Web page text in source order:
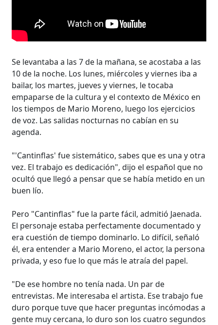
Se levantaba a las 7 de la mañana, se acostaba a las
10 de la noche. Los lunes, miércoles y viernes iba a
bailar, los martes, jueves y viernes, le tocaba
empaparse de la cultura y el contexto de México en
los tiempos de Mario Moreno, luego los ejercicios
de voz. Las salidas nocturnas no cabían en su
agenda.
"'Cantinflas' fue sistemático, sabes que es una y otra
vez. El trabajo es dedicación", dijo el español que no
ocultó que llegó a pensar que se había metido en un
buen lío.
Pero "Cantinflas" fue la parte fácil, admitió Jaenada.
El personaje estaba perfectamente documentado y
era cuestión de tiempo dominarlo. Lo difícil, señaló
él, era entender a Mario Moreno, el actor, la persona
privada, y eso fue lo que más le atraía del papel.
"De ese hombre no tenía nada. Un par de
entrevistas. Me interesaba el artista. Ese trabajo fue
duro porque tuve que hacer preguntas incómodas a
gente muy cercana, lo duro son los cuatro segundos